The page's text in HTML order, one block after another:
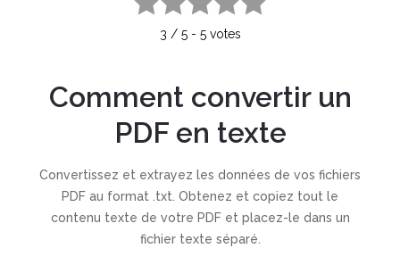
3 / 5- 5votes
Comment convertir un
PDF en texte
Convertissez et extrayez les données de vos fichiers
PDF au format .txt. Obtenez et copiez tout le
contenu texte de votre PDF et placez-le dans un
fichier texte séparé.